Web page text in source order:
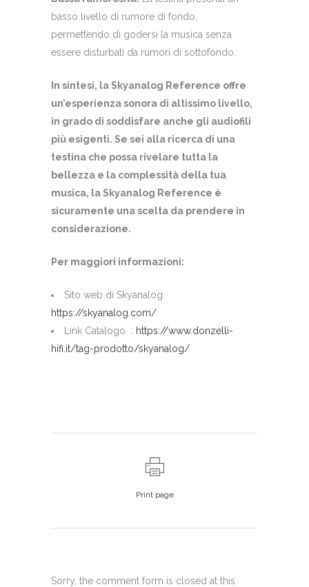
basso livello di rumore di fondo,
permettendo di godersi la musica senza
essere disturbati da rumori di sottofondo.
In sintesi, la Skyanalog Reference offre
un’esperienza sonora di altissimo livello,
in grado di soddisfare anche gli audiofili
più esigenti. Se sei alla ricerca di una
testina che possa rivelare tutta la
bellezza e la complessità della tua
musica, la Skyanalog Reference è
sicuramente una scelta da prendere in
considerazione.
Per maggiori informazioni:
Sito web di Skyanalog:
https://skyanalog.com/
Link Catalogo : https://www.donzelli-
hifi.it/tag-prodotto/skyanalog/
Print page
Sorry, the comment form is closed at this